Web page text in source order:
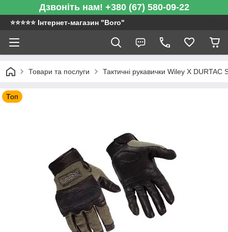
Дзвоніть нам! +380 (67) 580-09-22
⭐️⭐️⭐️⭐️⭐️ Інтернет-магазин "Boro"
Товари та послуги Тактичні рукавички Wiley X DURTAC
Топ